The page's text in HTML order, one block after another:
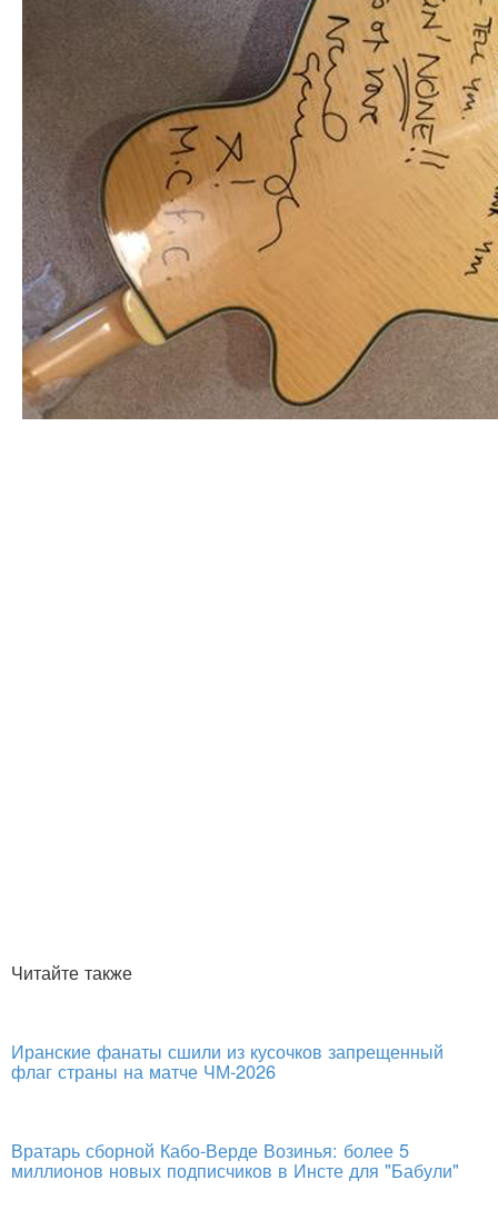
Читайте также
Иранские фанаты сшили из кусочков запрещенный
флаг страны на матче ЧМ-2026
Вратарь сборной Кабо-Верде Возинья: более 5
миллионов новых подписчиков в Инсте для "Бабули"